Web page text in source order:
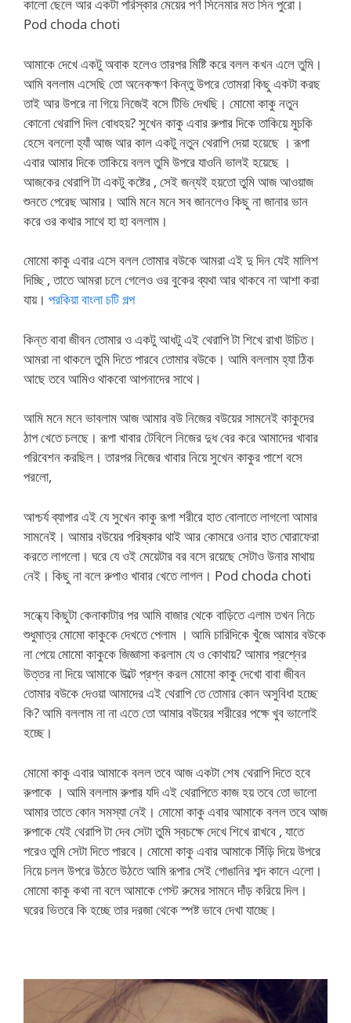
কালো ছেলে আর একটা পরিস্কার মেয়ের পর্ণ সিনেমার মত সিন পুরো।
Pod choda choti
আমাকে দেখে একটু অবাক হলেও তারপর মিষ্টি করে বলল কখন এলে তুমি।
আমি বললাম এসেছি তো অনেকক্ষণ কিন্তু উপরে তোমরা কিছু একটা করছ
তাই আর উপরে না গিয়ে নিজেই বসে টিভি দেখছি। মোমো কাকু নতুন
কোনো থেরাপি দিল বোধহয়? সুখেন কাকু এবার রুপার দিকে তাকিয়ে মুচকি
হেসে বললো হ্যাঁ আজ আর কাল একটু নতুন থেরাপি দেয়া হয়েছে । রূপা
এবার আমার দিকে তাকিয়ে বলল তুমি উপরে যাওনি ভালই হয়েছে ।
আজকের থেরাপি টা একটু কষ্টের , সেই জন্যই হয়তো তুমি আজ আওয়াজ
শুনতে পেরেছ আমার। আমি মনে মনে সব জানলেও কিছু না জানার ভান
করে ওর কথার সাথে হা হা বললাম।
মোমো কাকু এবার এসে বলল তোমার বউকে আমরা এই দু দিন যেই মালিশ
দিচ্ছি , তাতে আমরা চলে গেলেও ওর বুকের ব্যথা আর থাকবে না আশা করা
যায়। পরকিয়া বাংলা চটি গল্প
কিন্ত বাবা জীবন তোমার ও একটু আধটু এই থেরাপি টা শিখে রাখা উচিত।
আমরা না থাকলে তুমি দিতে পারবে তোমার বউকে। আমি বললাম হ্যা ঠিক
আছে তবে আমিও থাকবো আপনাদের সাথে।
আমি মনে মনে ভাবলাম আজ আমার বউ নিজের বউয়ের সামনেই কাকুদের
ঠাপ খেতে চলছে। রূপা খাবার টেবিলে নিজের দুধ বের করে আমাদের খাবার
পরিবেশন করছিল। তারপর নিজের খাবার নিয়ে সুখেন কাকুর পাশে বসে
পরলো,
আশ্চর্য ব্যাপার এই যে সুখেন কাকু রূপা শরীরে হাত বোলাতে লাগলো আমার
সামনেই। আমার বউয়ের পরিষ্কার থাই আর কোমরে ওনার হাত ঘোরাফেরা
করতে লাগলো। ঘরে যে ওই মেয়েটার বর বসে রয়েছে সেটাও উনার মাথায়
নেই। কিছু না বলে রুপাও খাবার খেতে লাগল। Pod choda choti
সন্ধ্যে কিছুটা কেনাকাটার পর আমি বাজার থেকে বাড়িতে এলাম তখন নিচে
শুধুমাত্র মোমো কাকুকে দেখতে পেলাম । আমি চারিদিকে খুঁজে আমার বউকে
না পেয়ে মোমো কাকুকে জিজ্ঞাসা করলাম যে ও কোথায়? আমার প্রশ্নের
উত্তর না দিয়ে আমাকে উল্টে প্রশ্ন করল মোমো কাকু দেখো বাবা জীবন
তোমার বউকে দেওয়া আমাদের এই থেরাপি তে তোমার কোন অসুবিধা হচ্ছে
কি? আমি বললাম না না এতে তো আমার বউয়ের শরীরের পক্ষে খুব ভালোই
হচ্ছে।
মোমো কাকু এবার আমাকে বলল তবে আজ একটা শেষ থেরাপি দিতে হবে
রুপাকে । আমি বললাম রুপার যদি এই থেরাপিতে কাজ হয় তবে তো ভালো
আমার তাতে কোন সমস্যা নেই। মোমো কাকু এবার আমাকে বলল তবে আজ
রুপাকে যেই থেরাপি টা দেব সেটা তুমি স্বচক্ষে দেখে শিখে রাখবে , যাতে
পরেও তুমি সেটা দিতে পারবে। মোমো কাকু এবার আমাকে সিঁড়ি দিয়ে উপরে
নিয়ে চলল উপরে উঠতে উঠতে আমি রূপার সেই গোঙানির শব্দ কানে এলো।
মোমো কাকু কথা না বলে আমাকে গেস্ট রুমের সামনে দাঁড় করিয়ে দিল।
ঘরের ভিতরে কি হচ্ছে তার দরজা থেকে স্পষ্ট ভাবে দেখা যাচ্ছে।